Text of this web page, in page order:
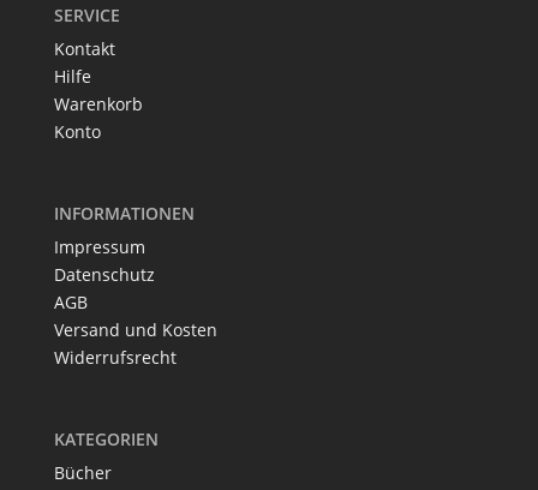
SERVICE
Kontakt
Hilfe
Warenkorb
Konto
INFORMATIONEN
Impressum
Datenschutz
AGB
Versand und Kosten
Widerrufsrecht
KATEGORIEN
Bücher